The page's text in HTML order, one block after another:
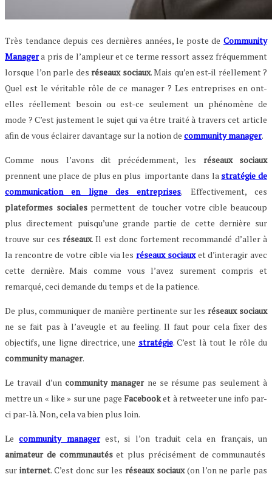
Très tendance depuis ces dernières années, le poste de Community
Managera pris de l’ampleur et ce terme ressort assez fréquemment
lorsque l’on parle des réseaux sociaux. Mais qu’en est-il réellement ?
Quel est le véritable rôle de ce manager ? Les entreprises en ont-
elles réellement besoin ou est-ce seulement un phénomène de
mode ? C’est justement le sujet qui va être traité à travers cet article
afin de vous éclairer davantage sur la notion de community manager.
Comme nous l’avons dit précédemment, les réseaux sociaux
prennent une place de plus en plus importante dans la stratégie de
communication en ligne des entreprises. Effectivement, ces
plateformes socialespermettent de toucher votre cible beaucoup
plus directement puisqu’une grande partie de cette dernière sur
trouve sur ces réseaux. Il est donc fortement recommandé d’aller à
la rencontre de votre cible via lesréseaux sociauxet d’interagir avec
cette dernière. Mais comme vous l’avez surement compris et
remarqué, ceci demande du temps et de la patience.
De plus, communiquer de manière pertinente sur lesréseaux sociaux
ne se fait pas à l’aveugle et au feeling. Il faut pour cela fixer des
objectifs, une ligne directrice, une stratégie. C’est là tout le rôle du
community manager.
Le travail d’un community managerne se résume pas seulement à
mettre un « like » sur une page Facebooket à retweeter une info par-
ci par-là. Non, cela va bien plus loin.
Lecommunity managerest, si l’on traduit cela en français, un
animateur de communautéset plus précisément de communautés
sur internet. C’est donc sur les réseaux sociaux(on l’on ne parle pas